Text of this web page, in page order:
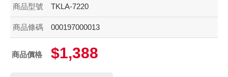
商品型號 TKLA-7220
商品條碼 000197000013
商品價格 $1,388